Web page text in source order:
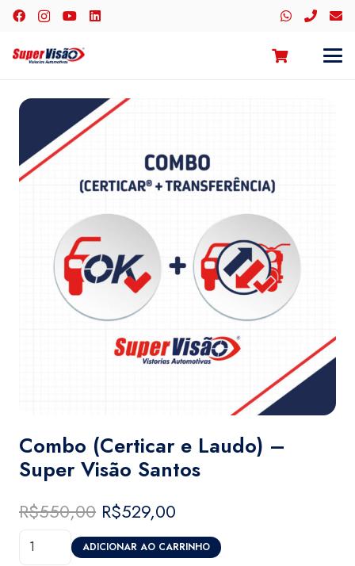
Combo (Certicar e Laudo) –
Super Visão Santos
R$550,00 O
preço
original
R$529,00
preço
atual
Combo
ADICIONAR AO CARRINHO